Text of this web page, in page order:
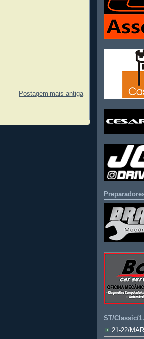
Postagem mais antiga
ST/Classic/
21-22/